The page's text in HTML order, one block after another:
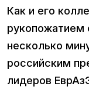
Как и его
рукопожатием
несколько
российским
лидеров